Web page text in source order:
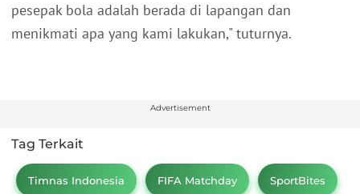
pesepak bola adalah berada di lapangan dan
menikmati apa yang kami lakukan," tuturnya.
Advertisement
Tag Terkait
Timnas Indonesia FIFA Matchday SportBites